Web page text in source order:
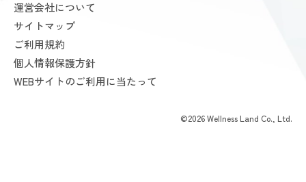
料金案内
入会手続きのご案内
お支払いについて
よくあるご質問
会員様からいただいた声
完全個室PRIVATE GYM Highness
24時間ジム Amazones & Hercules
AMAZONES ONLINE SHOP
運営会社について
サイトマップ
ご利用規約
個人情報保護方針
WEBサイトのご利用に当たって
©2026 Wellness Land Co., Ltd.